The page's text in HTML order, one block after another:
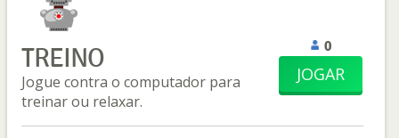
TREINO
Jogue contra o computador para
treinar ou relaxar.
0
JOGAR